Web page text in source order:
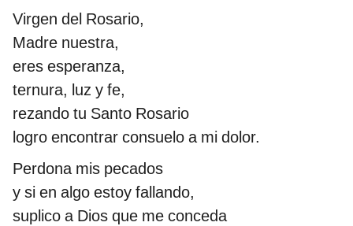
Virgen del Rosario,
Madre nuestra,
eres esperanza,
ternura, luz y fe,
rezando tu Santo Rosario
logro encontrar consuelo a mi dolor.
Perdona mis pecados
y si en algo estoy fallando,
suplico a Dios que me conceda